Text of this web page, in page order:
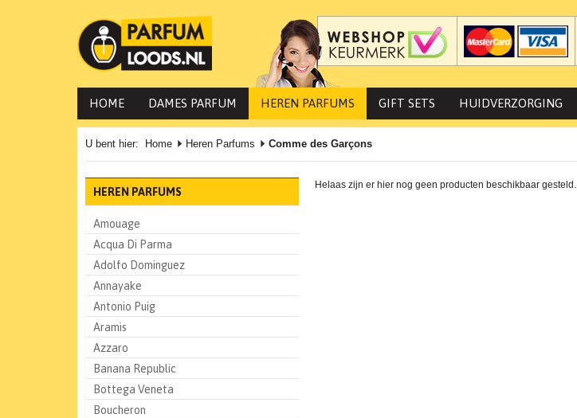
HOME DAMES PARFUM HEREN PARFUMS GIFT SETS HUIDVERZORGING
U bent hier: Home Heren Parfums Comme des Garçons
HEREN PARFUMS
Amouage
Acqua Di Parma
Adolfo Dominguez
Annayake
Antonio Puig
Aramis
Azzaro
Banana Republic
Bottega Veneta
Boucheron
Helaas zijn er hier nog geen producten beschikbaar gesteld.